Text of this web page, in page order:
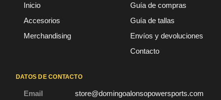
Inicio
Accesorios
Merchandising
Guía de compras
Guía de tallas
Envíos y devoluciones
Contacto
DATOS DE CONTACTO
Email
store@domingoalonsopowersports.com